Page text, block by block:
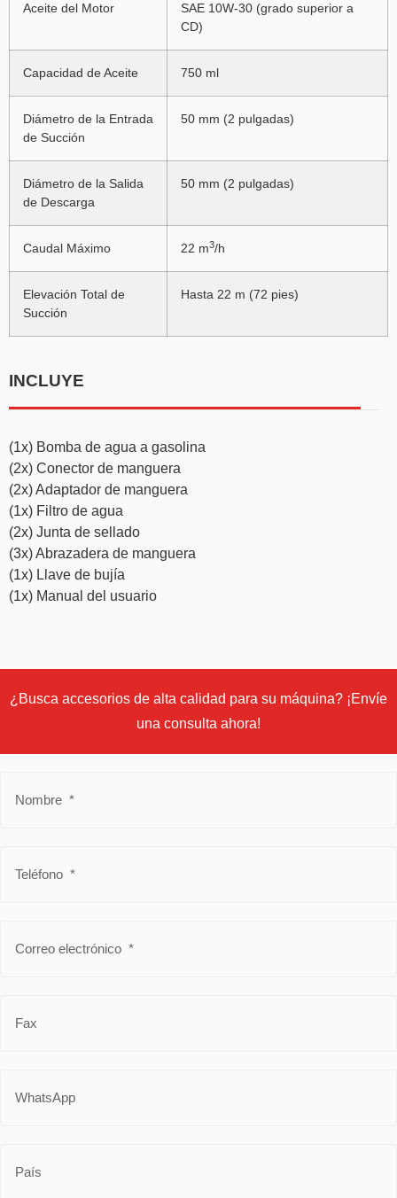
Aceite del Motor
SAE 10W-30 (grado superior a
CD)
Capacidad de Aceite 750 ml
Diámetro de la Entrada
de Succión
50 mm (2 pulgadas)
Diámetro de la Salida
de Descarga
50 mm (2 pulgadas)
Caudal Máximo 22 m3/h
Elevación Total de
Succión
Hasta 22 m (72 pies)
INCLUYE
(1x) Bomba de agua a gasolina
(2x) Conector de manguera
(2x) Adaptador de manguera
(1x) Filtro de agua
(2x) Junta de sellado
(3x) Abrazadera de manguera
(1x) Llave de bujía
(1x) Manual del usuario
¿Busca accesorios de alta calidad para su máquina? ¡Envíe
una consulta ahora!